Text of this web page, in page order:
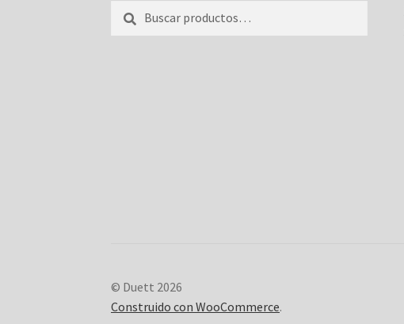
por:
© Duett 2026
Construido con WooCommerce.